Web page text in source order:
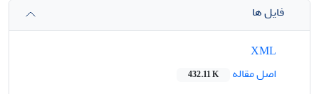
فایل ها
اصل مقاله
432.11 K